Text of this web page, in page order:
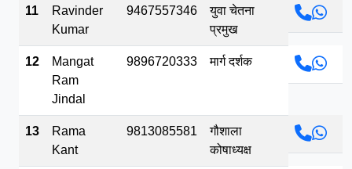
11
Ravinder
Kumar
9467557346
युवा चेतना
प्रमुख
12
Mangat
Ram
Jindal
9896720333 मार्ग दर्शक
13
Rama
Kant
9813085581
गौशाला
कोषाध्यक्ष